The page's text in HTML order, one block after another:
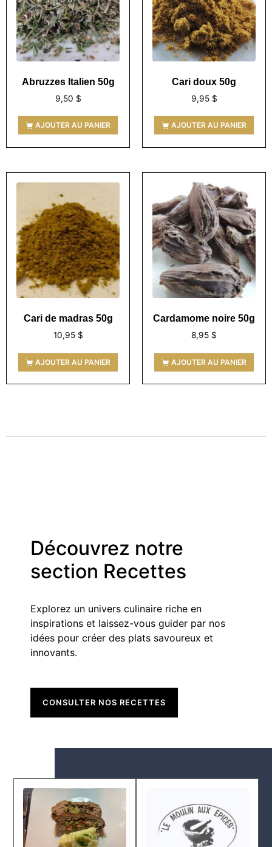
Abruzzes Italien 50g
9,50 $
AJOUTER AU PANIER
Cari doux 50g
9,95 $
AJOUTER AU PANIER
Cari de madras 50g
10,95 $
AJOUTER AU PANIER
Cardamome noire 50g
8,95 $
AJOUTER AU PANIER
Découvrez notre
section Recettes
Explorez un univers culinaire riche en
inspirations et laissez-vous guider par nos
idées pour créer des plats savoureux et
innovants.
CONSULTER NOS RECETTES